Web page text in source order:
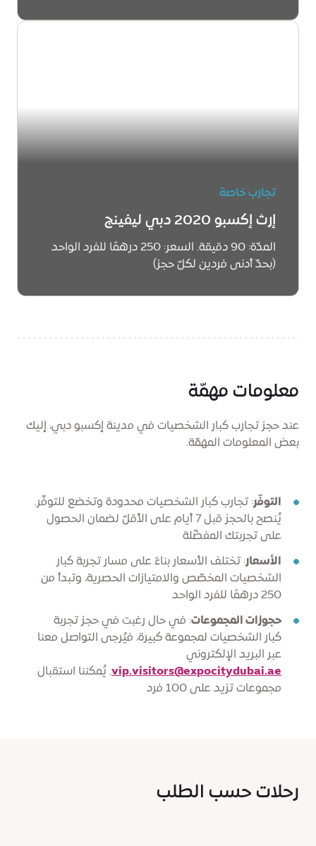
تجارب خاصة
إرث إكسبو 2020 دبي ليفينج
المدّة: 90 دقيقة. السعر: 250 درهمًا للفرد الواحد
(بحدّ أدنى فردين لكلّ حجز)
معلومات مهمّة
عند حجز تجارب كبار الشخصيات في مدينة إكسبو دبي، إليك
بعض المعلومات المهمّة.
التوفّر: تجارب كبار الشخصيات محدودة وتخضع للتوفّر.
يُنصح بالحجز قبل 7 أيام على الأقلّ لضمان الحصول
على تجربتك المفضّلة
الأسعار: تختلف الأسعار بناءً على مسار تجربة كبار
الشخصيات المخصّص والامتيازات الحصرية، وتبدأ من
250 درهمًا للفرد الواحد
حجوزات المجموعات: في حال رغبت في حجز تجربة
كبار الشخصيات لمجموعة كبيرة، فيُرجى التواصل معنا
عبر البريد الإلكتروني
vip.visitors@expocitydubai.ae. يُمكننا استقبال
مجموعات تزيد على 100 فرد
رحلات حسب الطلب